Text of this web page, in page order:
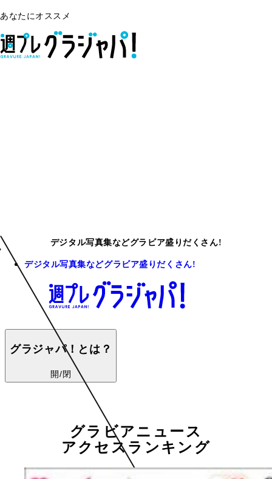
あなたにオススメ
デジタル写真集などグラビア盛りだくさん!
デジタル写真集などグラビア盛りだくさん!
グラジャパ！とは？
開/閉
グラビアニュース
アクセスランキング